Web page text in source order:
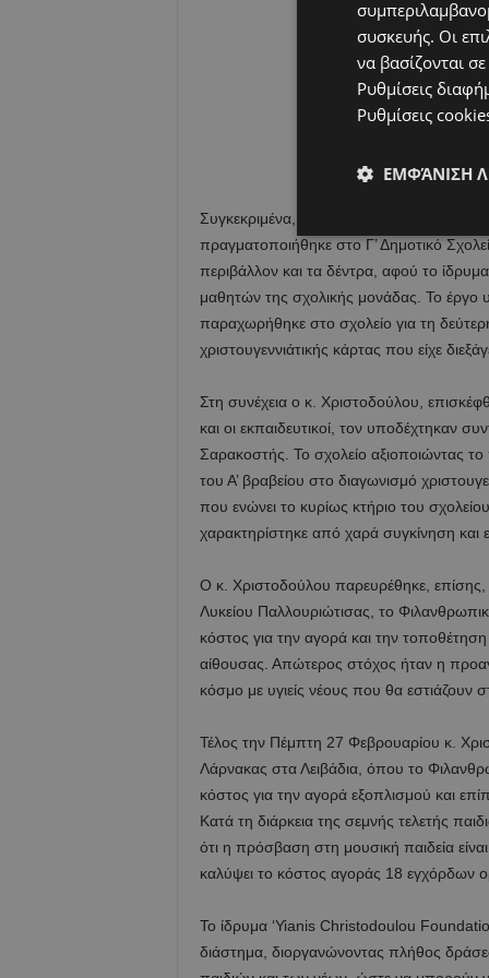
Συγκεκριμένα, την Τετάρτη 26
πραγματοποιήθηκε στο Γ’ Δημοτικό
περιβάλλον και τα δέντρα, αφού το
μαθητών της σχολικής μονάδας. Το
παραχωρήθηκε στο σχολείο για τη
χριστουγεννιάτικής κάρτας που είχε
Στη συνέχεια ο κ. Χριστοδούλου,
και οι εκπαιδευτικοί, τον υποδέχτηκαν
Σαρακοστής. Το σχολείο αξιοποιώντας
του Α’ βραβείου στο διαγωνισμό
που ενώνει το κυρίως κτήριο του
χαρακτηρίστηκε από χαρά συγκίνηση και
Ο κ. Χριστοδούλου παρευρέθηκε,
Λυκείου Παλλουριώτισας, το
κόστος για την αγορά και την
αίθουσας. Απώτερος στόχος ήταν η
κόσμο με υγιείς νέους που θα εστιάζουν
Τέλος την Πέμπτη 27 Φεβρουαρίου κ.
Λάρνακας στα Λειβάδια, όπου το
κόστος για την αγορά εξοπλισμού και
Κατά τη διάρκεια της σεμνής τελετής
ότι η πρόσβαση στη μουσική παιδεία
καλύψει το κόστος αγοράς 18 εγχόρδων
Το ίδρυμα ‘Yianis Christodoulou
διάστημα, διοργανώνοντας πλήθος
συσκευής. Οι
να βασίζονται
Ρυθμίσεις
Ρυθμίσεις
ΕΜΦΆΝΙΣΗ